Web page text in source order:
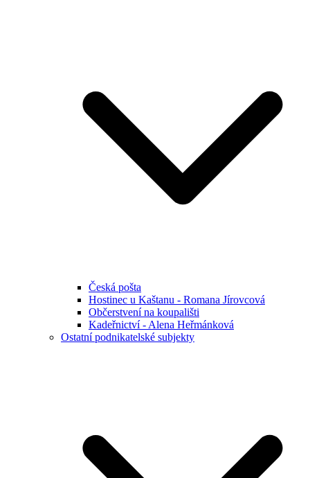
Česká pošta
Hostinec u Kaštanu - Romana Jírovcová
Občerstvení na koupališti
Kadeřnictví - Alena Heřmánková
Ostatní podnikatelské subjekty